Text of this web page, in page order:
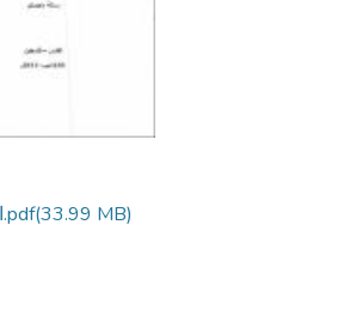
ابراهيم خليل عدوي.pdf(33.99 MB)